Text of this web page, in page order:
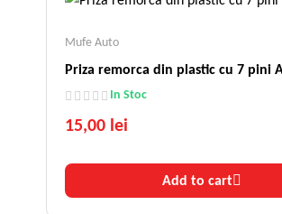
Mufe Auto
Priza remorca din plastic cu 7 pini
In Stoc
15,00 lei
Add to cart